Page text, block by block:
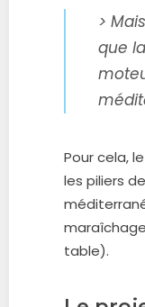
>
que
Pour cela,
les piliers
table).